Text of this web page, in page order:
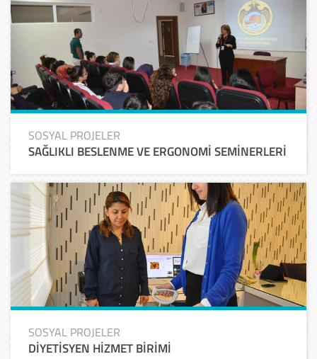
SOSYAL PROJELER
SAĞLIKLI BESLENME VE ERGONOMİ SEMİNERLERİ
SOSYAL PROJELER
DİYETİSYEN HİZMET BİRİMİ